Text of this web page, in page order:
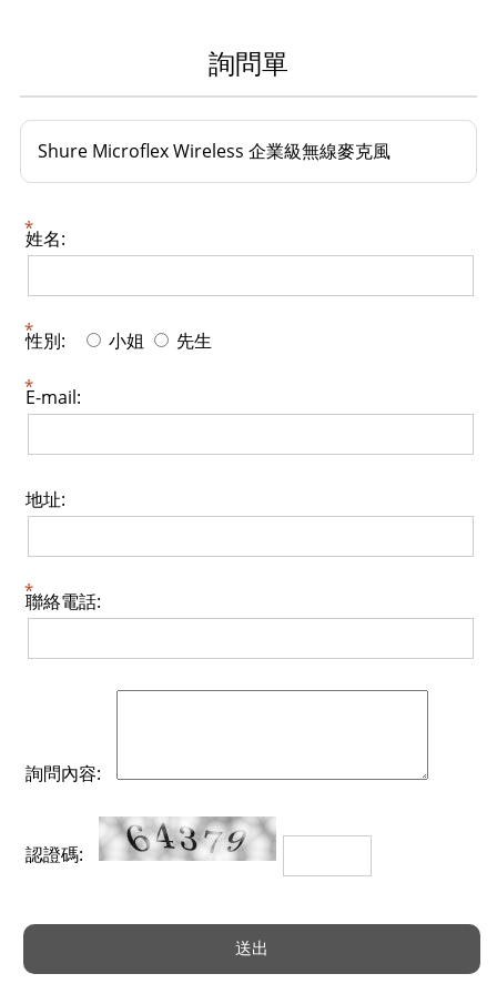
詢問單
Shure Microflex Wireless 企業級無線麥克風
姓名:
性別: 小姐 先生
E-mail:
地址:
聯絡電話:
詢問內容:
認證碼: